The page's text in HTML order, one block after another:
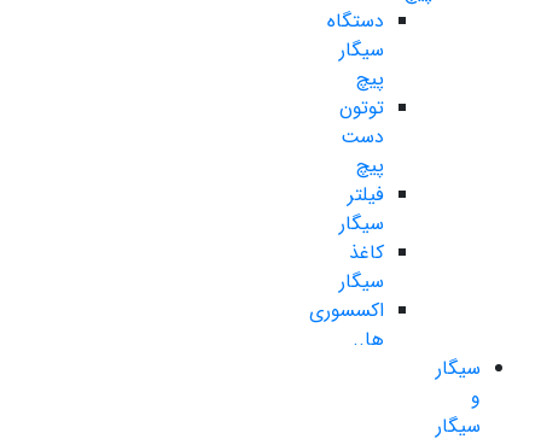
دستگاه
سیگار
پیچ
توتون
دست
پیچ
فیلتر
سیگار
کاغذ
سیگار
اکسسوری
ها..
سیگار
و
سیگار